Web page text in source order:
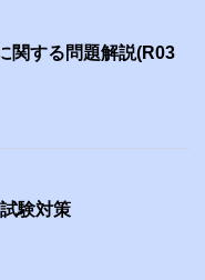
関する問題解説(R03
験対策